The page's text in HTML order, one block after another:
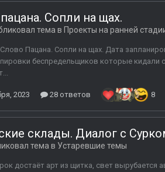
Сопли на щах.
тема в Проекты на ранней
Пацана. Сопли на щах. Дата
беспредельщиков которые кидали
2023 28 ответов 8
склады. Диалог с
тема в Устаревшие темы
достаёт арт из щитка, свет вырубается